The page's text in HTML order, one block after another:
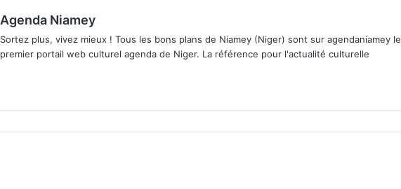
Agenda Niamey
Sortez plus, vivez mieux ! Tous les bons plans de Niamey (Niger) sont sur agendaniamey le
premier portail web culturel agenda de Niger. La référence pour l'actualité culturelle